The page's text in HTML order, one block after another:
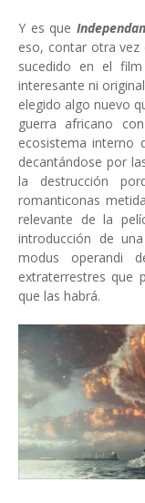
Y es que
eso, contar otra vez
sucedido en el
interesante ni
elegido algo nuevo
guerra africano
ecosistema interno
decantándose por
la destrucción
romanticonas
relevante de la
introducción de
modus operandi
extraterrestres que
que las habrá.